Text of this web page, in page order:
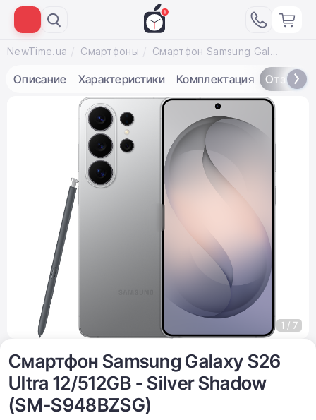
NewTime.ua Смартфоны Смартфон Samsung Galaxy S26 Ultra 12/512GB - Silver Shadow (SM-S948BZSG)
Описание Характеристики Комплектация Отзывы
Смартфон Samsung Galaxy S26
Ultra 12/512GB - Silver Shadow
(SM-S948BZSG)
1 / 7